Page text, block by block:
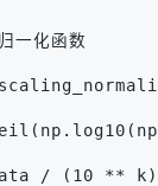
一化函数
/ (10 ** k)